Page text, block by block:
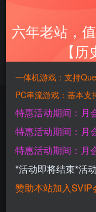
4枚徽章
这家伙很懒，什么都
文章0 收藏 0
六年老站，
【
一体机游戏：支持
PC串流游戏：基本支
特惠活动期间：月
特惠活动期间：月
特惠活动期间：月
*活动即将结束*活
赞助本站加入